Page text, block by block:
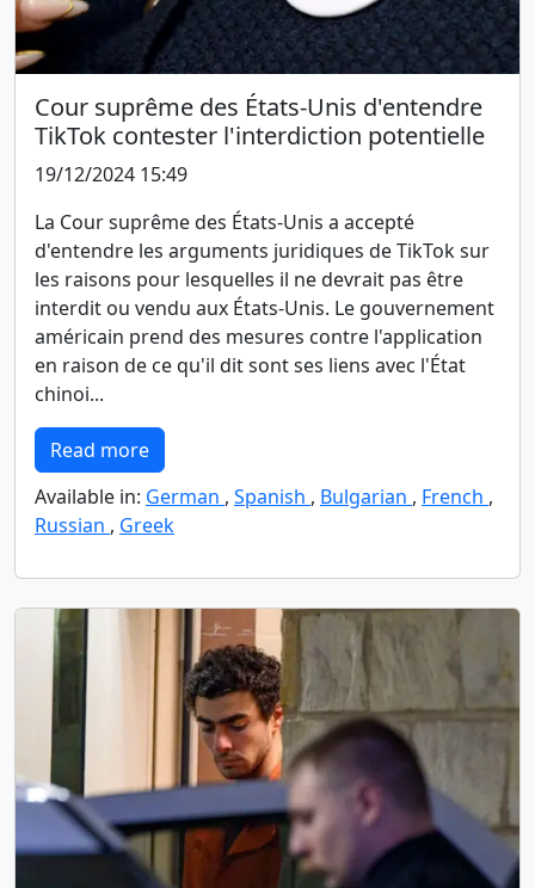
Cour suprême des États-Unis d'entendre
TikTok contester l'interdiction potentielle
19/12/2024 15:49
La Cour suprême des États-Unis a accepté
d'entendre les arguments juridiques de TikTok sur
les raisons pour lesquelles il ne devrait pas être
interdit ou vendu aux États-Unis. Le gouvernement
américain prend des mesures contre l'application
en raison de ce qu'il dit sont ses liens avec l'État
chinoi...
Read more
Available in: German , Spanish , Bulgarian , French ,
Russian , Greek